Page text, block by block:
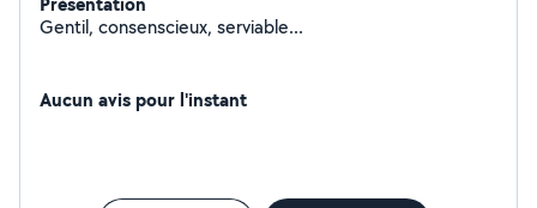
Gentil, consenscieux, serviable...
Aucun avis pour l'instant